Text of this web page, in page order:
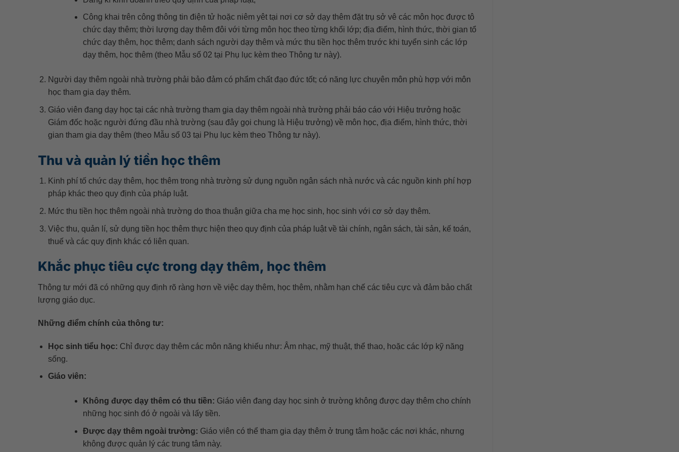
Công khai trên công thông tin điện tử hoặc niêm yêt tại nơi cơ sở dạy thêm đặt trụ sở vê các môn học được tô
chức dạy thêm; thời lượng dạy thêm đôi với từng môn học theo từng khối lớp; địa điểm, hình thức, thời gian tổ
chức dạy thêm, học thêm; danh sách người dạy thêm và mức thu tiền học thêm trước khi tuyển sinh các lớp
dạy thêm, học thêm (theo Mẫu số 02 tại Phụ lục kèm theo Thông tư này).
Người dạy thêm ngoài nhà trường phải bảo đảm có phẩm chất đạo đức tốt; có năng lực chuyên môn phù hợp với môn
học tham gia dạy thêm.
Giáo viên đang dạy học tại các nhà trường tham gia dạy thêm ngoài nhà trường phải báo cáo với Hiệu trưởng hoặc
Giám đốc hoặc người đứng đầu nhà trường (sau đây gọi chung là Hiệu trưởng) về môn học, địa điểm, hình thức, thời
gian tham gia dạy thêm (theo Mẫu số 03 tại Phụ lục kèm theo Thông tư này).
Thu và quản lý tiền học thêm
Kinh phí tố chức dạy thêm, học thêm trong nhà trường sử dụng nguồn ngân sách nhà nước và các nguồn kinh phí hợp
pháp khác theo quy định của pháp luật.
Mức thu tiền học thêm ngoài nhà trường do thoa thuận giữa cha mẹ học sinh, học sinh với cơ sở dạy thêm.
Việc thu, quản lí, sử dụng tiền học thêm thực hiện theo quy định của pháp luật về tài chính, ngân sách, tài sản, kế toán,
thuế và các quy định khác có liên quan.
Khắc phục tiêu cực trong dạy thêm, học thêm
Thông tư mới đã có những quy định rõ ràng hơn về việc dạy thêm, học thêm, nhằm hạn chế các tiêu cực và đảm bảo chất
lượng giáo dục.
Những điểm chính của thông tư:
Học sinh tiểu học: Chỉ được dạy thêm các môn năng khiếu như: Âm nhạc, mỹ thuật, thể thao, hoặc các lớp kỹ năng
sống.
Giáo viên:
Không được dạy thêm có thu tiền: Giáo viên đang dạy học sinh ở trường không được dạy thêm cho chính
những học sinh đó ở ngoài và lấy tiền.
Được dạy thêm ngoài trường: Giáo viên có thể tham gia dạy thêm ở trung tâm hoặc các nơi khác, nhưng
không được quản lý các trung tâm này.